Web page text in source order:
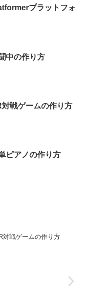
プラットフォ
中の作り方
戦ゲームの作り方
ピアノの作り方
対戦ゲームの作り方